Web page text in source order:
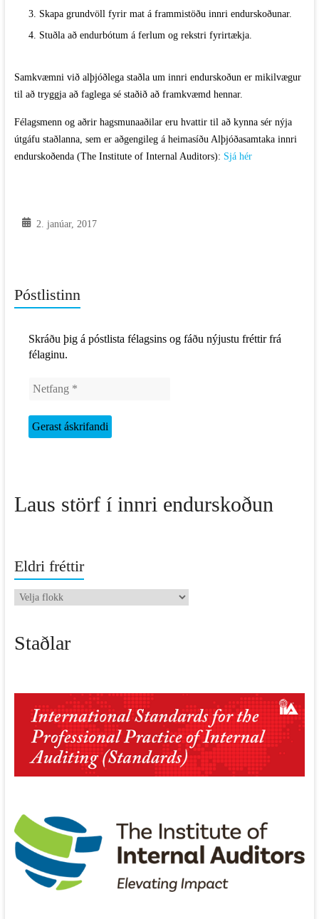
Skapa grundvöll fyrir mat á frammistöðu innri endurskoðunar.
Stuðla að endurbótum á ferlum og rekstri fyrirtækja.
Samkvæmni við alþjóðlega staðla um innri endurskoðun er mikilvægur
til að tryggja að faglega sé staðið að framkvæmd hennar.
Félagsmenn og aðrir hagsmunaaðilar eru hvattir til að kynna sér nýja
útgáfu staðlanna, sem er aðgengileg á heimasíðu Alþjóðasamtaka innri
endurskoðenda (The Institute of Internal Auditors): Sjá hér
2. janúar, 2017
Póstlistinn
Skráðu þig á póstlista félagsins og fáðu nýjustu fréttir frá
félaginu.
Laus störf í innri endurskoðun
Eldri fréttir
Eldri
Staðlar